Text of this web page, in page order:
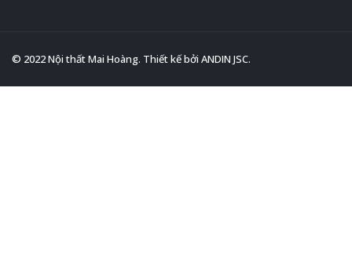
© 2022 Nội thất Mai Hoàng. Thiết kế bởi ANDIN JSC.